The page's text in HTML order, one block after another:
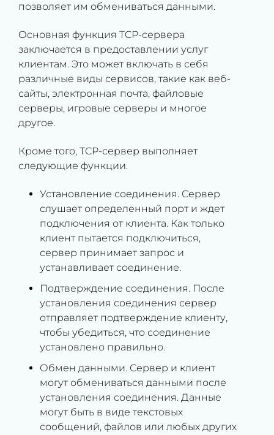
позволяет им обмениваться данными.
Основная функция TCP-сервера
заключается в предоставлении услуг
клиентам. Это может включать в себя
различные виды сервисов, такие как веб-
сайты, электронная почта, файловые
серверы, игровые серверы и многое
другое.
Кроме того, TCP-сервер выполняет
следующие функции.
Установление соединения. Сервер
слушает определенный порт и ждет
подключения от клиента. Как только
клиент пытается подключиться,
сервер принимает запрос и
устанавливает соединение.
Подтверждение соединения. После
установления соединения сервер
отправляет подтверждение клиенту,
чтобы убедиться, что соединение
установлено правильно.
Обмен данными. Сервер и клиент
могут обмениваться данными после
установления соединения. Данные
могут быть в виде текстовых
сообщений, файлов или любых других